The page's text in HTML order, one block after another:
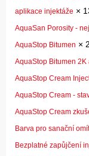
aplikace injektáže ×
AquaSan Porosity -
AquaStop Bitumen ×
AquaStop Bitumen
AquaStop Cream
AquaStop Cream -
AquaStop Cream
Barva pro sanační
Bezplatné zapůjčení